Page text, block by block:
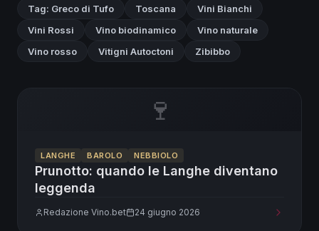
Tag: Greco di Tufo
Toscana
Vini Bianchi
Vini Rossi
Vino biodinamico
Vino naturale
Vino rosso
Vitigni Autoctoni Zibibbo
🍷
LANGHE BAROLO NEBBIOLO
Prunotto: quando le Langhe diventano
leggenda
Redazione Vino.bet 24 giugno 2026